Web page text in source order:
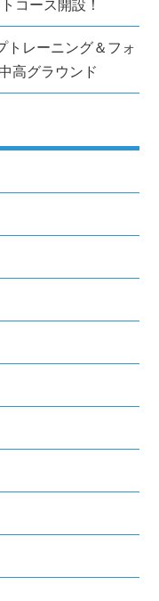
コース開設！
レーニング＆フォ
高グラウンド